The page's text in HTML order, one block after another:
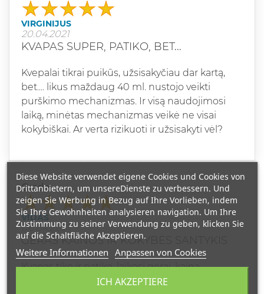
VIRGINIJUS
20.04.2021
KVAPAS SUPER, PATIKO, BET...
Kvepalai tikrai puikūs, užsisakyčiau dar kartą,
bet.... likus maždaug 40 ml. nustojo veikti
purškimo mechanizmas. Ir visą naudojimosi
laiką, minėtas mechanizmas veikė ne visai
kokybiškai. Ar verta rizikuoti ir užsisakyti vėl?
Grade
VIDAS
06.04.2021
GERAS KAINOS IR KOKYBĖS SANTYKIS
Kvapas tiko ir patiko, laikosi gerai, kaina
draugiska, rekomenduoju.
Diese Website verwendet eigene Cookies und Cookies von
Drittanbietern, um unsereDienste zu verbessern. Und
zeigen Sie Werbung in Bezug auf Ihre Vorlieben, indem
Sie Ihre Gewohnheiten analysieren navigation. Um Ihre
Zustimmung zu seiner Verwendung zu geben, klicken Sie
auf die Schaltfläche Akzeptieren.
Weitere Informationen Anpassen von Cookies
ICH AKZEPTIERE